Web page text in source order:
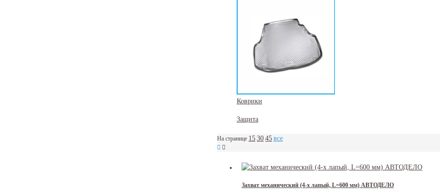
Коврики
Защита
На странице 153045все
Захват механический (4-х лапый, L=600 мм) АВТОДЕЛО